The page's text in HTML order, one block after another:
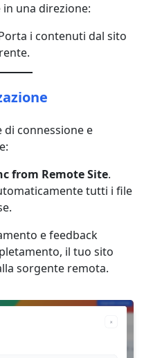
una direzione:
i contenuti dal sito
di connessione e
from Remote Site.
tutti i file
e feedback
il tuo sito
sorgente remota.